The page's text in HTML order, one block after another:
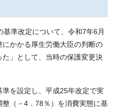
準改定について、令和7年6月
かかる厚生労働大臣の判断の
」として、当時の保護変更決
を設定し、平成25年改定で実
（－4．78％）を消費実態に基